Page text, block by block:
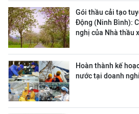
Gói thầu cải tạo
Động (Ninh Bình):
nghị của Nhà thầu
Hoàn thành kế
nước tại doanh